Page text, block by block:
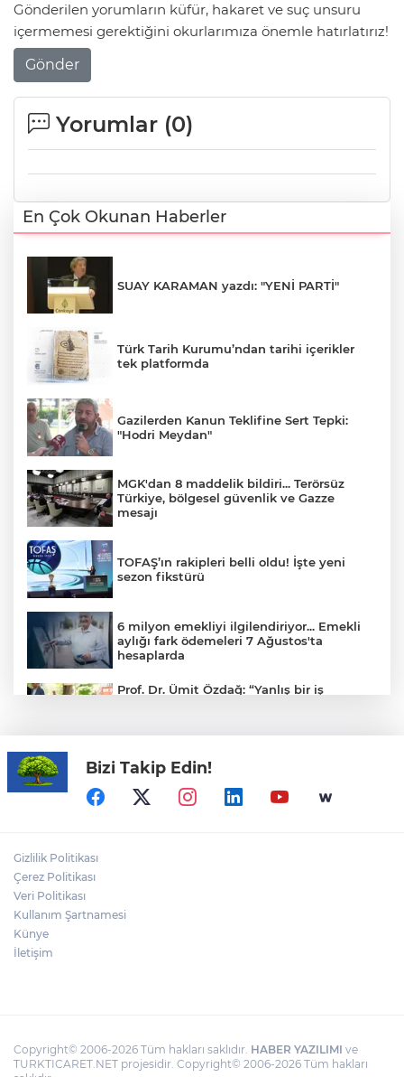
Gönderilen yorumların küfür, hakaret ve suç unsuru
içermemesi gerektiğini okurlarımıza önemle hatırlatırız!
Gönder
Yorumlar (0)
En Çok Okunan Haberler
SUAY KARAMAN yazdı: "YENİ PARTİ"
Türk Tarih Kurumu’ndan tarihi içerikler
tek platformda
Gazilerden Kanun Teklifine Sert Tepki:
"Hodri Meydan"
MGK'dan 8 maddelik bildiri... Terörsüz
Türkiye, bölgesel güvenlik ve Gazze
mesajı
TOFAŞ’ın rakipleri belli oldu! İşte yeni
sezon fikstürü
6 milyon emekliyi ilgilendiriyor... Emekli
aylığı fark ödemeleri 7 Ağustos'ta
hesaplarda
Prof. Dr. Ümit Özdağ: “Yanlış bir iş
edeceğiz”
Bursa Açıkhava'da 'Cimri'ye alkış
yağmuru
Cumhurbaşkanı Erdoğan, Bahçeli'yi
Bizi Takip Edin!
Gizlilik Politikası
Çerez Politikası
Veri Politikası
Kullanım Şartnamesi
Künye
İletişim
Copyright© 2006-2026 Tüm hakları saklıdır. HABER YAZILIMI ve
TURKTICARET.NET projesidir. Copyright© 2006-2026 Tüm hakları